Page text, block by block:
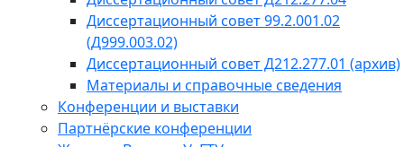
Диссертационный совет 99.2.001.02
(Д999.003.02)
Диссертационный совет Д212.277.01 (архив)
Материалы и справочные сведения
Конференции и выставки
Партнёрские конференции